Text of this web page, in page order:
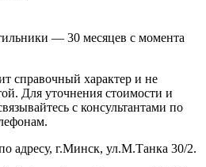
— 30 месяцев с момента
справочный характер и не
Для уточнения стоимости и
с консультантами по
адресу, г.Минск, ул.М.Танка 30/2.